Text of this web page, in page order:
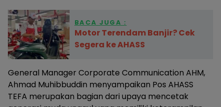
BACA JUGA :
Motor Terendam Banjir? Cek
Segera ke AHASS
General Manager Corporate Communication AHM,
Ahmad Muhibbuddin menyampaikan Pos AHASS
TEFA merupakan bagian dari upaya mencetak